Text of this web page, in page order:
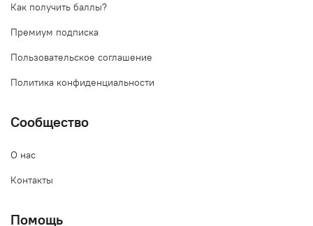
Как получить баллы?
Премиум подписка
Пользовательское соглашение
Политика конфиденциальности
Сообщество
О нас
Контакты
Помощь